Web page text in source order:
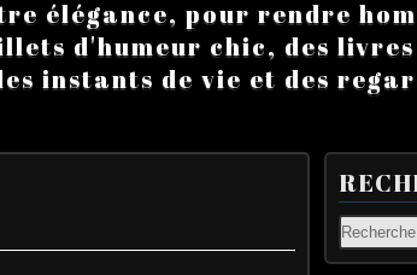
élégance, pour rendre
d'humeur chic, des
instants de vie et des